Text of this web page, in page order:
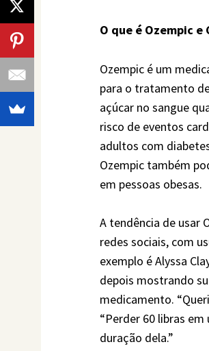
O que é Ozempic
Ozempic é um
para o tratamento
açúcar no sangue
risco de eventos
adultos com
Ozempic também
em pessoas obesas.
A tendência de usar
redes sociais, com
exemplo é Alyssa
depois mostrando
medicamento.
“Perder 60 libras
duração dela.”